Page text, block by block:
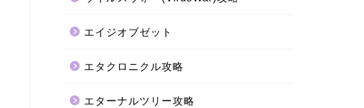
エイジオブゼット
エタクロニクル攻略
エターナルツリー攻略